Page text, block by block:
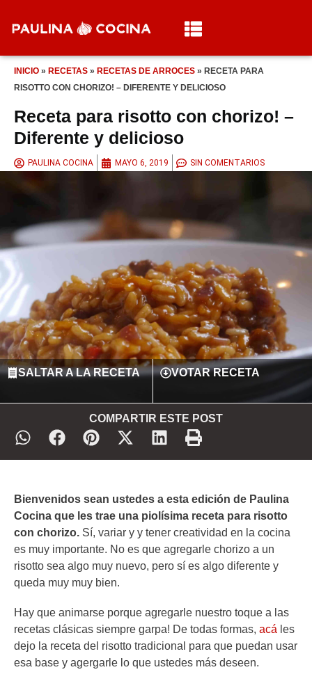
INICIO » RECETAS » RECETAS DE ARROCES » RECETA PARA
RISOTTO CON CHORIZO! – DIFERENTE Y DELICIOSO
Receta para risotto con chorizo! –
Diferente y delicioso
PAULINA COCINA MAYO 6, 2019 SIN COMENTARIOS
SALTAR A LA RECETA VOTAR RECETA
COMPARTIR ESTE POST
Bienvenidos sean ustedes a esta edición de Paulina
Cocina que les trae una piolísima receta para risotto
con chorizo. Sí, variar y y tener creatividad en la cocina
es muy importante. No es que agregarle chorizo a un
risotto sea algo muy nuevo, pero sí es algo diferente y
queda muy muy bien.
Hay que animarse porque agregarle nuestro toque a las
recetas clásicas siempre garpa! De todas formas, acá les
dejo la receta del risotto tradicional para que puedan usar
esa base y agergarle lo que ustedes más deseen.